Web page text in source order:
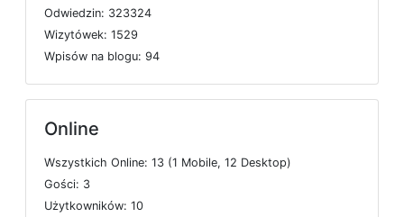
Odwiedzin: 323324
Wizytówek: 1529
Wpisów na blogu: 94
Online
Wszystkich Online: 13 (1 Mobile, 12 Desktop)
Gości: 3
Użytkowników: 10